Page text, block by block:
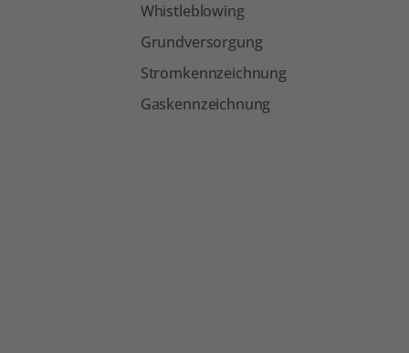
Whistleblowing
Grundversorgung
Stromkennzeichnung
Gaskennzeichnung